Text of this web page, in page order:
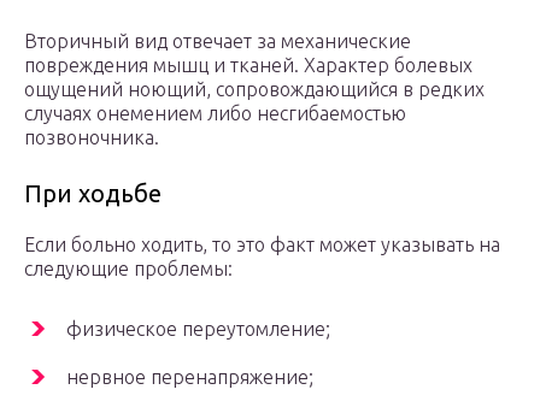
Вторичный вид отвечает за механические
повреждения мышц и тканей. Характер болевых
ощущений ноющий, сопровождающийся в редких
случаях онемением либо несгибаемостью
позвоночника.
При ходьбе
Если больно ходить, то это факт может указывать на
следующие проблемы:
физическое переутомление;
нервное перенапряжение;